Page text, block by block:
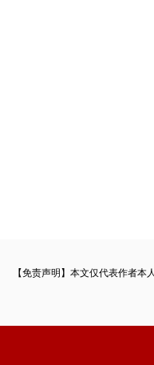
【免责声明】本文仅代表作者